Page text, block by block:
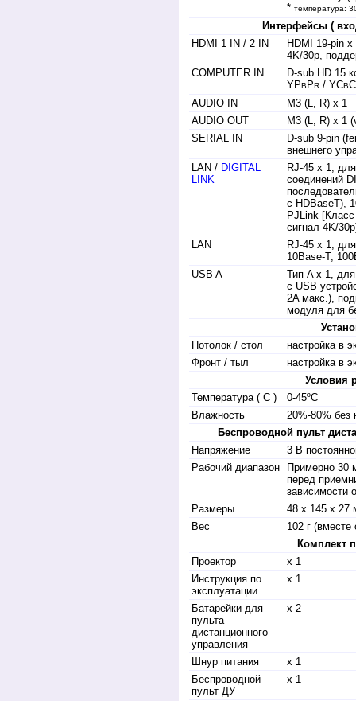
* температура:
Интерфейсы (
HDMI 1 IN / 2 IN
HDMI 19-pin
4K/30p,
COMPUTER IN
D-sub HD 15
YPB PR / YСBС
AUDIO IN
M3 (L, R) х 1
AUDIO OUT
M3 (L, R) х 1
SERIAL IN
D-sub 9-pin
внешнего
LAN / DIGITAL
LINK
RJ-45 х 1,
соединений
с HDBaseT),
PJLink
сигнал 4K/
LAN
RJ-45 х 1,
10Base-T,
USB A
Тип A x 1,
с USB
2A макс.),
модуля для
Потолок / стол
настройка в
Фронт / тыл
настройка в
Условия
Температура ( С )
0-45ºC
Влажность
20%-80% без
Беспроводной пульт
Напряжение
3 В
Рабочий диапазон
Примерно 30
перед
зависимости
Размеры
48 x 145 x 27
Вес
102 г (вместе
Комплект
Проектор
x 1
Инструкция по
эксплуатации
x 1
Батарейки для
пульта
дистанционного
управления
x 2
Шнур питания
x 1
Беспроводной
пульт ДУ
x 1